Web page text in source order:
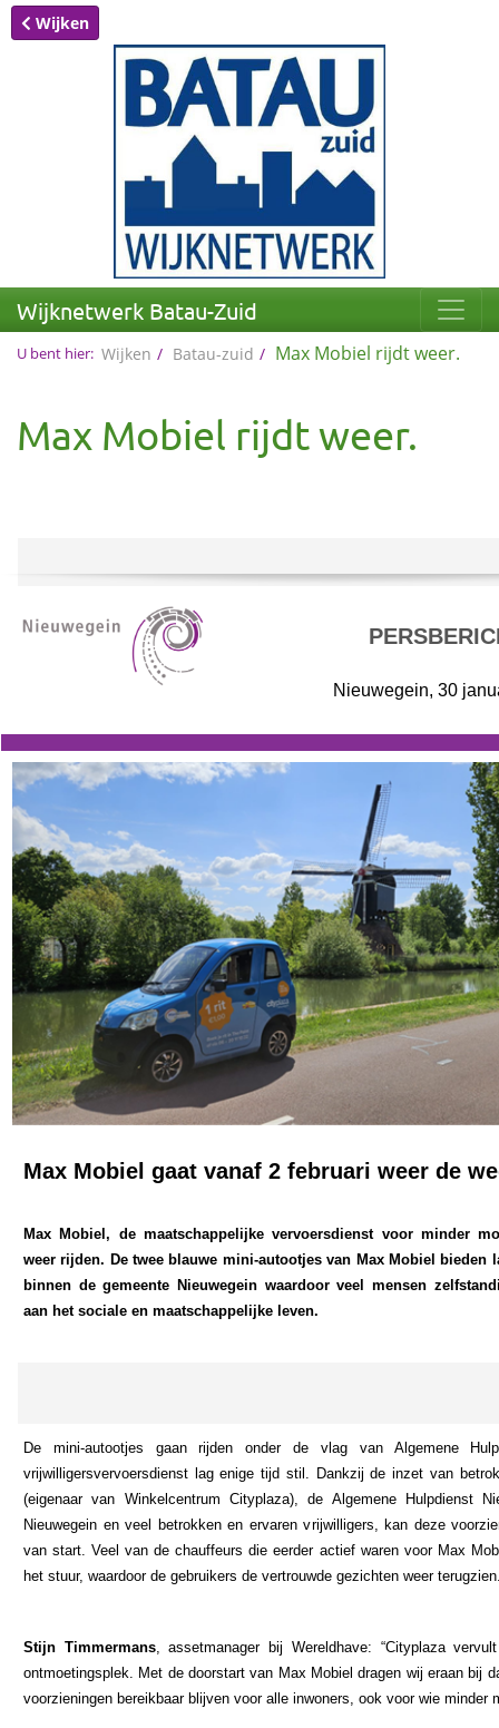
Wijken
Wijknetwerk Batau-Zuid
U bent hier: Wijken Batau-zuid Max Mobiel rijdt weer.
Max Mobiel rijdt weer.
Nieuwegein, 30
Max Mobiel gaat vanaf 2 februari weer de
Max Mobiel, de maatschappelijke vervoersdienst voor minder
weer rijden. De twee blauwe mini-autootjes van Max Mobiel bieden
binnen de gemeente Nieuwegein waardoor veel mensen
aan het sociale en maatschappelijke leven.
De mini-autootjes gaan rijden onder de vlag van Algemene
vrijwilligersvervoersdienst lag enige tijd stil. Dankzij de inzet van
(eigenaar van Winkelcentrum Cityplaza), de Algemene Hulpdienst
Nieuwegein en veel betrokken en ervaren vrijwilligers, kan deze
van start. Veel van de chauffeurs die eerder actief waren voor Max
het stuur, waardoor de gebruikers de vertrouwde gezichten weer
Stijn Timmermans, assetmanager bij Wereldhave: “Cityplaza
ontmoetingsplek. Met de doorstart van Max Mobiel dragen wij eraan bij
voorzieningen bereikbaar blijven voor alle inwoners, ook voor wie minder